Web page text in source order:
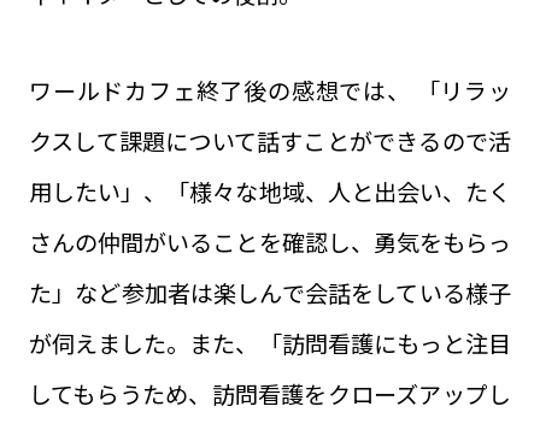
ワールドカフェ終了後の感想では、 「リラッ
クスして課題について話すことができるので活
用したい」、「様々な地域、人と出会い、たく
さんの仲間がいることを確認し、勇気をもらっ
た」など参加者は楽しんで会話をしている様子
が伺えました。また、「訪問看護にもっと注目
してもらうため、訪問看護をクローズアップし